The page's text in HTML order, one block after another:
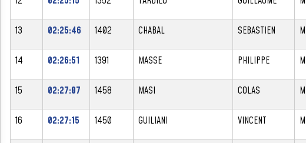
13 02:25:46 1402 CHABAL SEBASTIEN M
14 02:26:51 1391 MASSE PHILIPPE M
15 02:27:07 1458 MASI COLAS M
16 02:27:15 1450 GUILIANI VINCENT M